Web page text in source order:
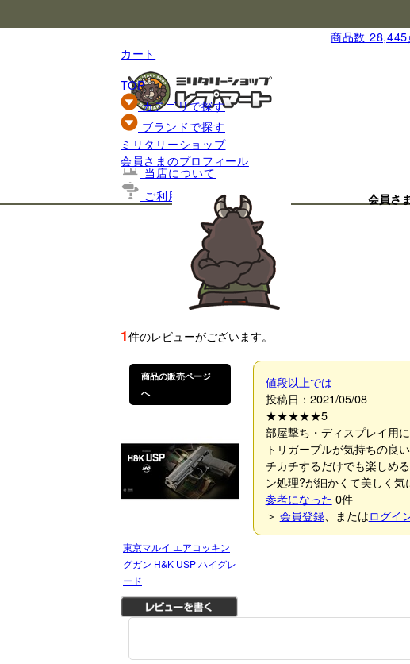
商品数 28,445
カート
TOP
カテゴリで探す
ブランドで探す
基礎知識
当店について
ご利用ガイド
ミリタリーショップ
会員さまのプロフィール
会員さ
1件のレビューがございます。
商品の販売ページ
へ
東京マルイ エアコッキン
グガン H&K USP ハイグレ
ード
値段以上では
投稿日：2021/05/08
★★★★★5
部屋撃ち・ディスプレイ用
トリガープルが気持ちの良
チカチするだけでも楽しめ
ン処理?が細かくて美しく
参考になった 0件
＞ 会員登録、またはログイ